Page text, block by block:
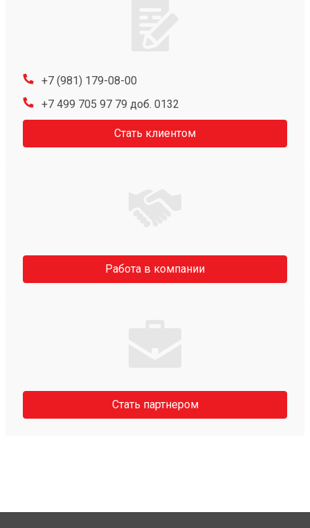
+7 (981) 179-08-00
+7 499 705 97 79 доб. 0132
Стать клиентом
Работа в компании
Стать партнером